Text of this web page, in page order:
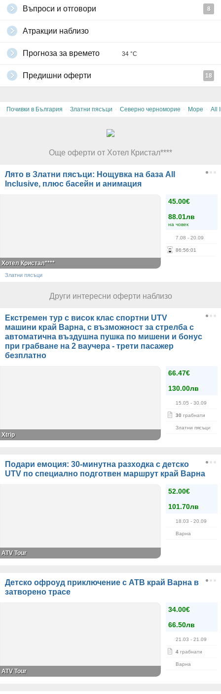
Въпроси и отговори 8
Атракции наблизо
Прогноза за времето 34 °C
Предишни оферти 18
Почивки в България · Златни пясъци · Северно черноморие · Море · All
Още оферти от Хотел Кристал****
Лято в Златни пясъци: Нощувка на база All
Inclusive, плюс басейн и анимация
45.00€
88.01лв
на човек
7.08 - 20.09
86:56:01
Хотел Кристал****
Златни пясъци
Други интересни оферти наблизо
Екстремен тур с висок клас спортни UTV
машини край Варна, с възможност за стрелба с
автоматична въздушна пушка по мишени и бонус
при грабване на 2 ваучера - трети пасажер
безплатно
66.47€
130.00лв
15.05 - 30.09
30 грабнати
Златни пясъци
Xtrip
Подари емоция: 30-минутна разходка с детско
UTV по специално подготвен маршрут край Варна
52.00€
101.70лв
18.03 - 20.09
Варна
ATV Tour
Детско офроуд приключение с АТВ край Варна в
затворено трасе
34.00€
66.50лв
21.03 - 21.09
4 грабнати
Варна
ATV Tour